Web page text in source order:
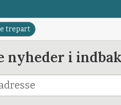
trepart
nyheder i